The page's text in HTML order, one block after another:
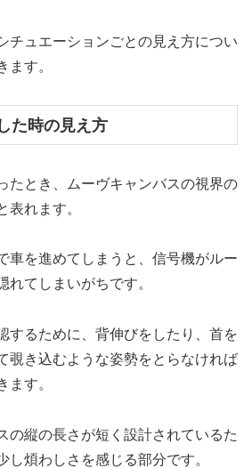
チュエーションごとの見え方につい
ます。
た時の見え方
たとき、ムーヴキャンバスの視界の
表れます。
車を進めてしまうと、信号機がルー
れてしまいがちです。
するために、背伸びをしたり、首を
覗き込むような姿勢をとらなければ
ます。
の縦の長さが短く設計されているた
し煩わしさを感じる部分です。